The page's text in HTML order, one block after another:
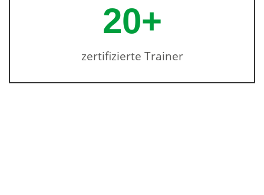
zertifizierte Trainer
20+